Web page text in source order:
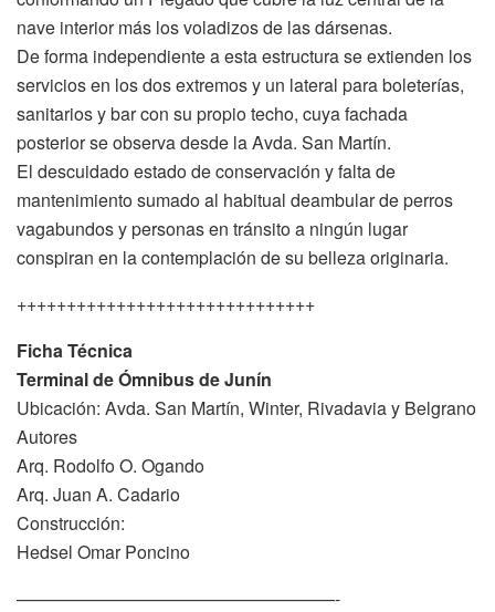
nave interior más los voladizos de las dársenas.
De forma independiente a esta estructura se extienden los
servicios en los dos extremos y un lateral para boleterías,
sanitarios y bar con su propio techo, cuya fachada
posterior se observa desde la Avda. San Martín.
El descuidado estado de conservación y falta de
mantenimiento sumado al habitual deambular de perros
vagabundos y personas en tránsito a ningún lugar
conspiran en la contemplación de su belleza originaria.
++++++++++++++++++++++++++++++
Ficha Técnica
Terminal de Ómnibus de Junín
Ubicación: Avda. San Martín, Winter, Rivadavia y Belgrano
Autores
Arq. Rodolfo O. Ogando
Arq. Juan A. Cadario
Construcción:
Hedsel Omar Poncino
——————————————————-